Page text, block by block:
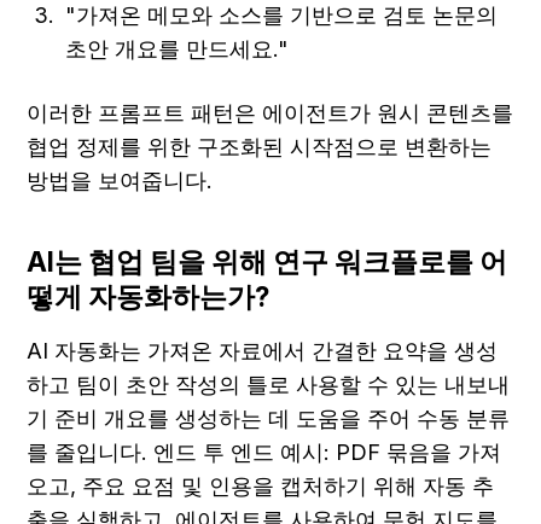
"가져온 메모와 소스를 기반으로 검토 논문의
초안 개요를 만드세요."
이러한 프롬프트 패턴은 에이전트가 원시 콘텐츠를
협업 정제를 위한 구조화된 시작점으로 변환하는
방법을 보여줍니다.
AI는 협업 팀을 위해 연구 워크플로를 어
떻게 자동화하는가?
AI 자동화는 가져온 자료에서 간결한 요약을 생성
하고 팀이 초안 작성의 틀로 사용할 수 있는 내보내
기 준비 개요를 생성하는 데 도움을 주어 수동 분류
를 줄입니다. 엔드 투 엔드 예시: PDF 묶음을 가져
오고, 주요 요점 및 인용을 캡처하기 위해 자동 추